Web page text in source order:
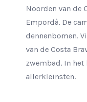
Noorden van de
Empordà. De
dennenbomen.
van de Costa
zwembad. In
allerkleinsten.